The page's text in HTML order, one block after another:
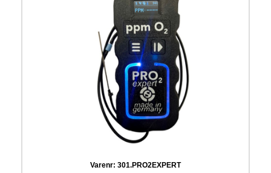
Varenr: 301.PRO2EXPERT